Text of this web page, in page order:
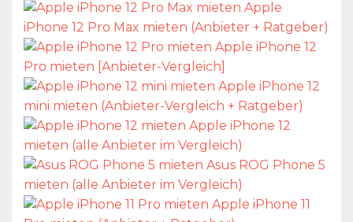
Apple
iPhone 12 Pro Max mieten (Anbieter + Ratgeber)
Apple iPhone 12
Pro mieten [Anbieter-Vergleich]
Apple iPhone 12
mini mieten (Anbieter-Vergleich + Ratgeber)
Apple iPhone 12
mieten (alle Anbieter im Vergleich)
Asus ROG Phone 5
mieten (alle Anbieter im Vergleich)
Apple iPhone 11